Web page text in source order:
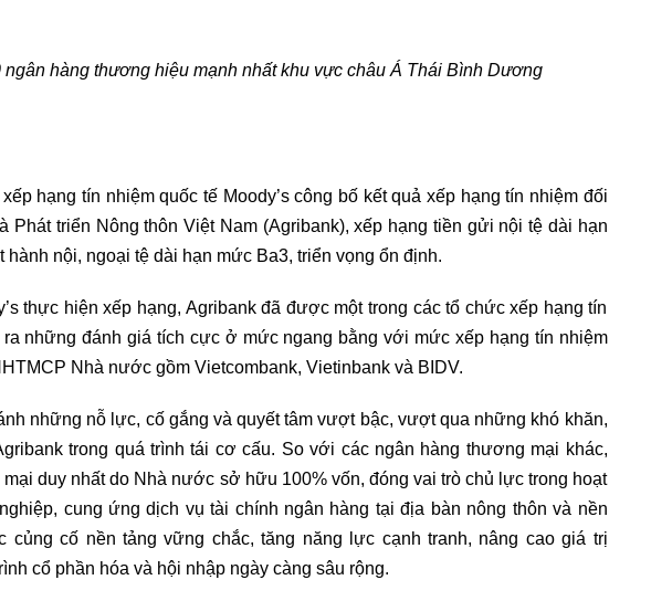
hàng thương hiệu mạnh nhất khu vực châu Á Thái Bình Dương
hạng tín nhiệm quốc tế Moody’s công bố kết quả xếp hạng tín nhiệm đối
Phát triển Nông thôn Việt Nam (Agribank), xếp hạng tiền gửi nội tệ dài hạn
hành nội, ngoại tệ dài hạn mức Ba3, triển vọng ổn định.
thực hiện xếp hạng, Agribank đã được một trong các tổ chức xếp hạng tín
những đánh giá tích cực ở mức ngang bằng với mức xếp hạng tín nhiệm
Nhà nước gồm Vietcombank, Vietinbank và BIDV.
những nỗ lực, cố gắng và quyết tâm vượt bậc, vượt qua những khó khăn,
trong quá trình tái cơ cấu. So với các ngân hàng thương mại khác,
duy nhất do Nhà nước sở hữu 100% vốn, đóng vai trò chủ lực trong hoạt
cung ứng dịch vụ tài chính ngân hàng tại địa bàn nông thôn và nền
củng cố nền tảng vững chắc, tăng năng lực cạnh tranh, nâng cao giá trị
cổ phần hóa và hội nhập ngày càng sâu rộng.